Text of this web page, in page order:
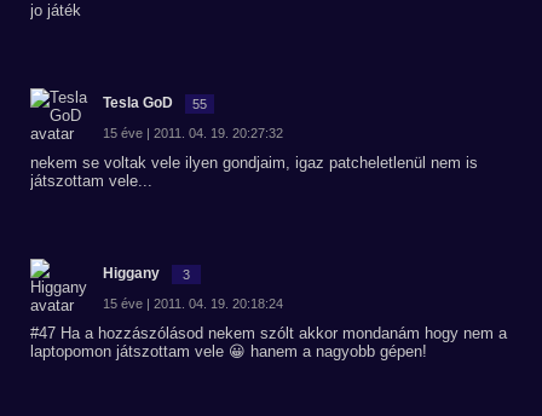
jo játék
Tesla GoD 55
15 éve | 2011. 04. 19. 20:27:32
nekem se voltak vele ilyen gondjaim, igaz patcheletlenül nem is
játszottam vele...
Higgany 3
15 éve | 2011. 04. 19. 20:18:24
#47 Ha a hozzászólásod nekem szólt akkor mondanám hogy nem a
laptopomon játszottam vele 😀 hanem a nagyobb gépen!